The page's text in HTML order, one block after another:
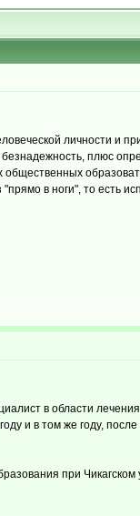
личности и
плюс
в ноги", то есть
в области
и в том же году,
при